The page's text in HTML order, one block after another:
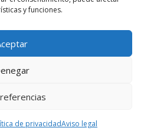
y funciones.
de privacidadAviso legal
Estudio Creativo